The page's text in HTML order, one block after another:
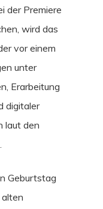
der Premiere
wird das
vor einem
unter
Erarbeitung
digitaler
laut den
Geburtstag